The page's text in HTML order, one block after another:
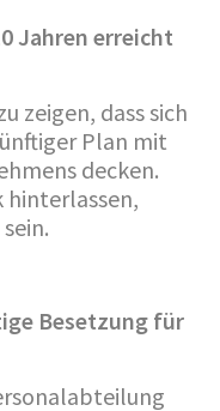
Jahren erreicht
zeigen, dass sich
Plan mit
decken.
hinterlassen,
Besetzung für